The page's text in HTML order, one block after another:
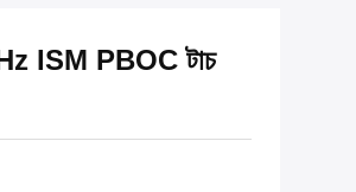
ISM PBOC টাচ